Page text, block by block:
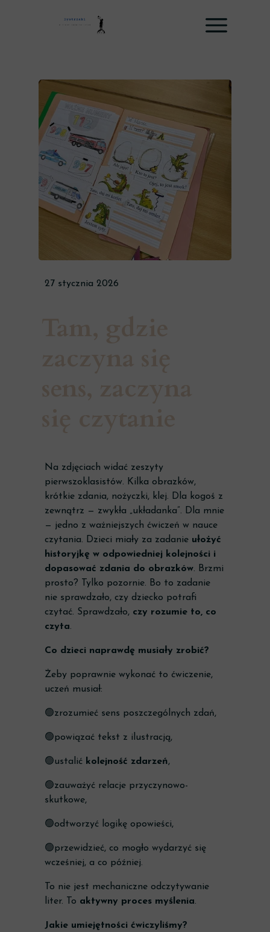
27 stycznia 2026
Na zdjęciach widać zeszyty
pierwszoklasistów. Kilka obrazków,
krótkie zdania, nożyczki, klej. Dla kogoś z
zewnątrz — zwykła „układanka”. Dla mnie
— jedno z ważniejszych ćwiczeń w nauce
czytania. Dzieci miały za zadanie ułożyć
historyjkę w odpowiedniej kolejności i
dopasować zdania do obrazków. Brzmi
prosto? Tylko pozornie. Bo to zadanie
nie sprawdzało, czy dziecko potrafi
czytać. Sprawdzało, czy rozumie to, co
czyta.
Co dzieci naprawdę musiały zrobić?
Żeby poprawnie wykonać to ćwiczenie,
uczeń musiał:
🟢zrozumieć sens poszczególnych zdań,
🟢powiązać tekst z ilustracją,
🟢ustalić kolejność zdarzeń,
🟢zauważyć relacje przyczynowo-
skutkowe,
🟢odtworzyć logikę opowieści,
🟢przewidzieć, co mogło wydarzyć się
wcześniej, a co później.
To nie jest mechaniczne odczytywanie
liter. To aktywny proces myślenia.
Jakie umiejętności ćwiczyliśmy?